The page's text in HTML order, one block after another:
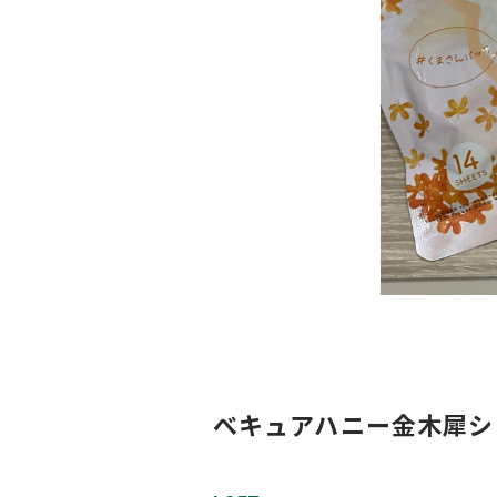
べキュアハニー金木犀